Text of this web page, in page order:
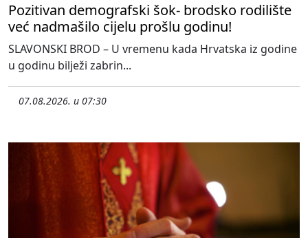
Pozitivan demografski šok- brodsko rodilište
već nadmašilo cijelu prošlu godinu!
SLAVONSKI BROD – U vremenu kada Hrvatska iz godine
u godinu bilježi zabrin...
07.08.2026. u 07:30